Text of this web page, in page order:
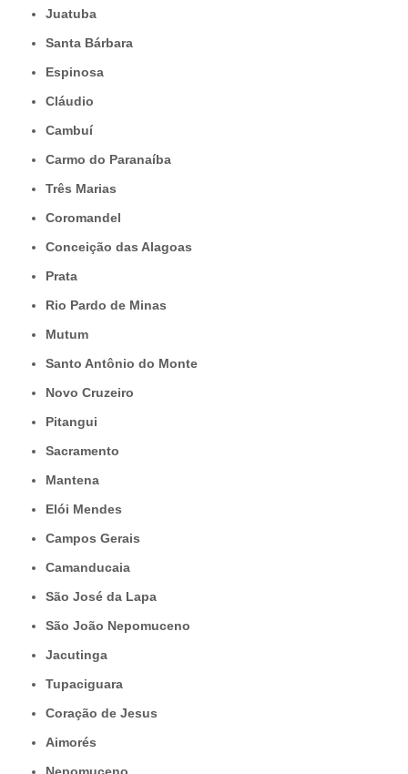
Juatuba
Santa Bárbara
Espinosa
Cláudio
Cambuí
Carmo do Paranaíba
Três Marias
Coromandel
Conceição das Alagoas
Prata
Rio Pardo de Minas
Mutum
Santo Antônio do Monte
Novo Cruzeiro
Pitangui
Sacramento
Mantena
Elói Mendes
Campos Gerais
Camanducaia
São José da Lapa
São João Nepomuceno
Jacutinga
Tupaciguara
Coração de Jesus
Aimorés